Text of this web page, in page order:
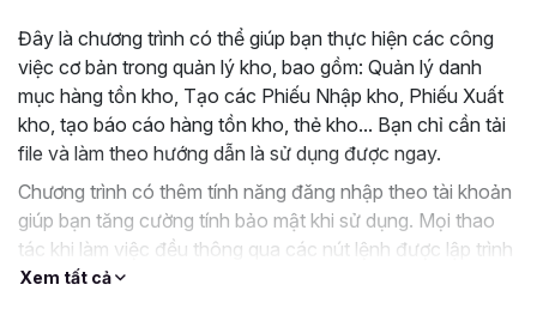
Đây là chương trình có thể giúp bạn thực hiện các công
việc cơ bản trong quản lý kho, bao gồm: Quản lý danh
mục hàng tồn kho, Tạo các Phiếu Nhập kho, Phiếu Xuất
kho, tạo báo cáo hàng tồn kho, thẻ kho... Bạn chỉ cần tải
file và làm theo hướng dẫn là sử dụng được ngay.
Chương trình có thêm tính năng đăng nhập theo tài khoản
giúp bạn tăng cường tính bảo mật khi sử dụng. Mọi thao
tác khi làm việc đều thông qua các nút lệnh được lập trình
sẵn nên hạn chế các sai sót do vô ý, nhầm lẫn. Khi xuất
Xem tất cả